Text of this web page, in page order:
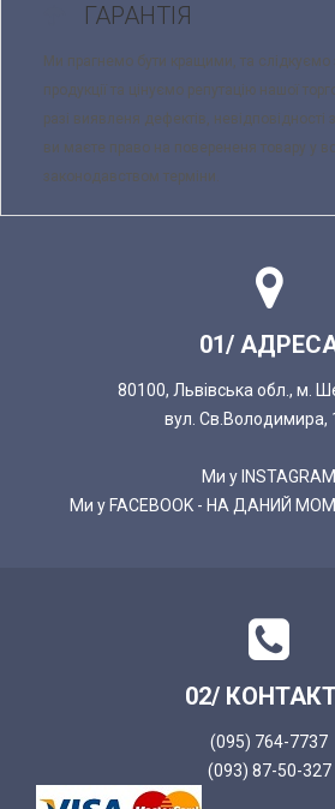
ГАРАНТІЯ
Ми прагнемо бути кращими, та слідкуємо
продукції та цінуємо репутацію нашої
разі виявленя дефектів,
ви маєте право на поверененя товару у
законодавством терміни.
01/
80100, Львівська обл., м.
вул. Св.Володимира,
Ми у INSTAGRAM
Ми у FACEBOOK - НА ДАНИЙ
02/
(095) 764-7737
(093) 87-50-327